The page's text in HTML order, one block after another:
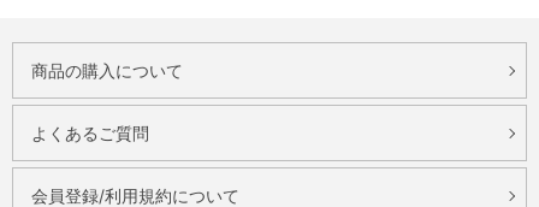
商品の購入について
よくあるご質問
会員登録/利用規約について